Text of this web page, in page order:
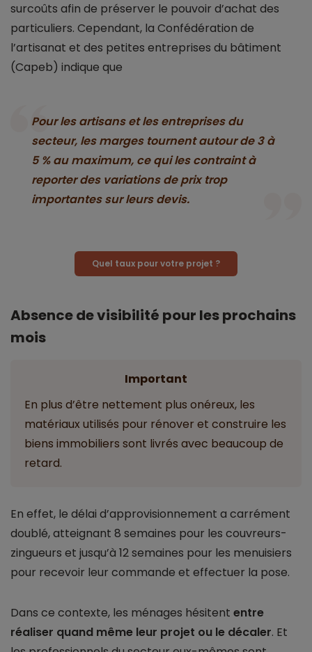
surcoûts afin de préserver le pouvoir d’achat des
particuliers. Cependant, la Confédération de
l’artisanat et des petites entreprises du bâtiment
(Capeb) indique que
Pour les artisans et les entreprises du
secteur, les marges tournent autour de 3 à
5 % au maximum, ce qui les contraint à
reporter des variations de prix trop
importantes sur leurs devis.
Quel taux pour votre projet ?
Absence de visibilité pour les prochains
mois
Important
En plus d’être nettement plus onéreux, les
matériaux utilisés pour rénover et construire les
biens immobiliers sont livrés avec beaucoup de
retard.
En effet, le délai d’approvisionnement a carrément
doublé, atteignant 8 semaines pour les couvreurs-
zingueurs et jusqu’à 12 semaines pour les menuisiers
pour recevoir leur commande et effectuer la pose.
Dans ce contexte, les ménages hésitent entre
réaliser quand même leur projet ou le décaler. Et